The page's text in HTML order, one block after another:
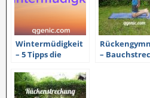
Wintermüdigkeit
– 5 Tipps die
–